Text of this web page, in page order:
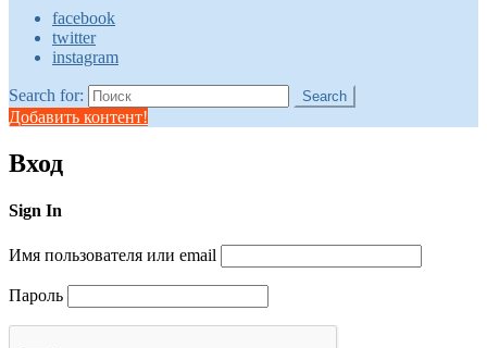
facebook
twitter
instagram
Search for: Search
Добавить контент!
Вход
Sign In
Имя пользователя или email
Пароль